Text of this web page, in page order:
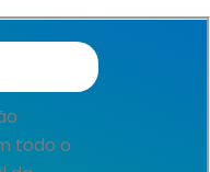
todo o